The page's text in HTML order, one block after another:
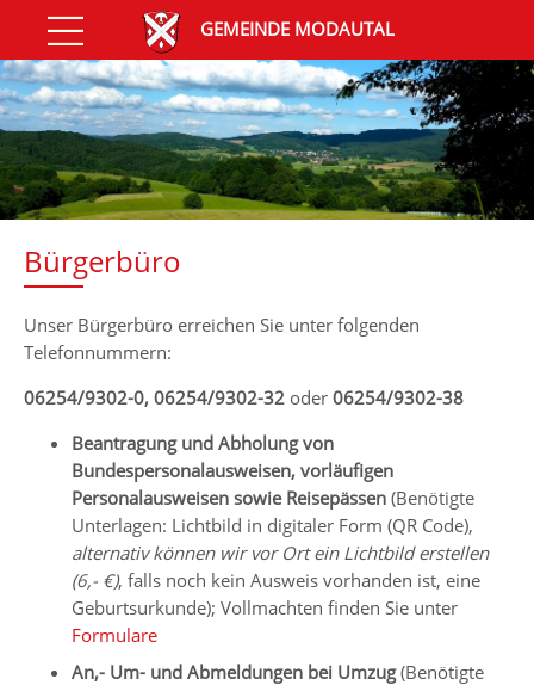
GEMEINDE MODAUTAL
Bürgerbüro
Unser Bürgerbüro erreichen Sie unter folgenden
Telefonnummern:
06254/9302-0, 06254/9302-32 oder 06254/9302-38
Beantragung und Abholung von
Bundespersonalausweisen, vorläufigen
Personalausweisen sowie Reisepässen (Benötigte
Unterlagen: Lichtbild in digitaler Form (QR Code),
alternativ können wir vor Ort ein Lichtbild erstellen
(6,- €), falls noch kein Ausweis vorhanden ist, eine
Geburtsurkunde); Vollmachten finden Sie unter
Formulare
An,- Um- und Abmeldungen bei Umzug(Benötigte